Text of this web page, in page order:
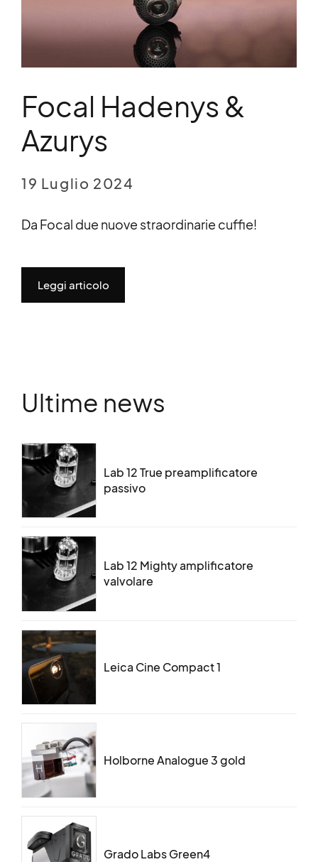
Focal Hadenys &
Azurys
19 Luglio 2024
Da Focal due nuove straordinarie cuffie!
Leggi articolo
Ultime news
Lab 12 True preamplificatore
passivo
Lab 12 Mighty amplificatore
valvolare
Leica Cine Compact 1
Holborne Analogue 3 gold
Grado Labs Green4